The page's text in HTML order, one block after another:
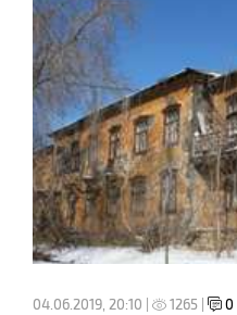
04.06.2019, 20:10 | 1265 | 0